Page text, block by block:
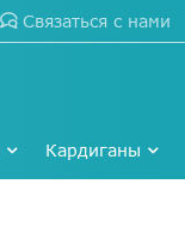
Связаться с нами
Кардиганы